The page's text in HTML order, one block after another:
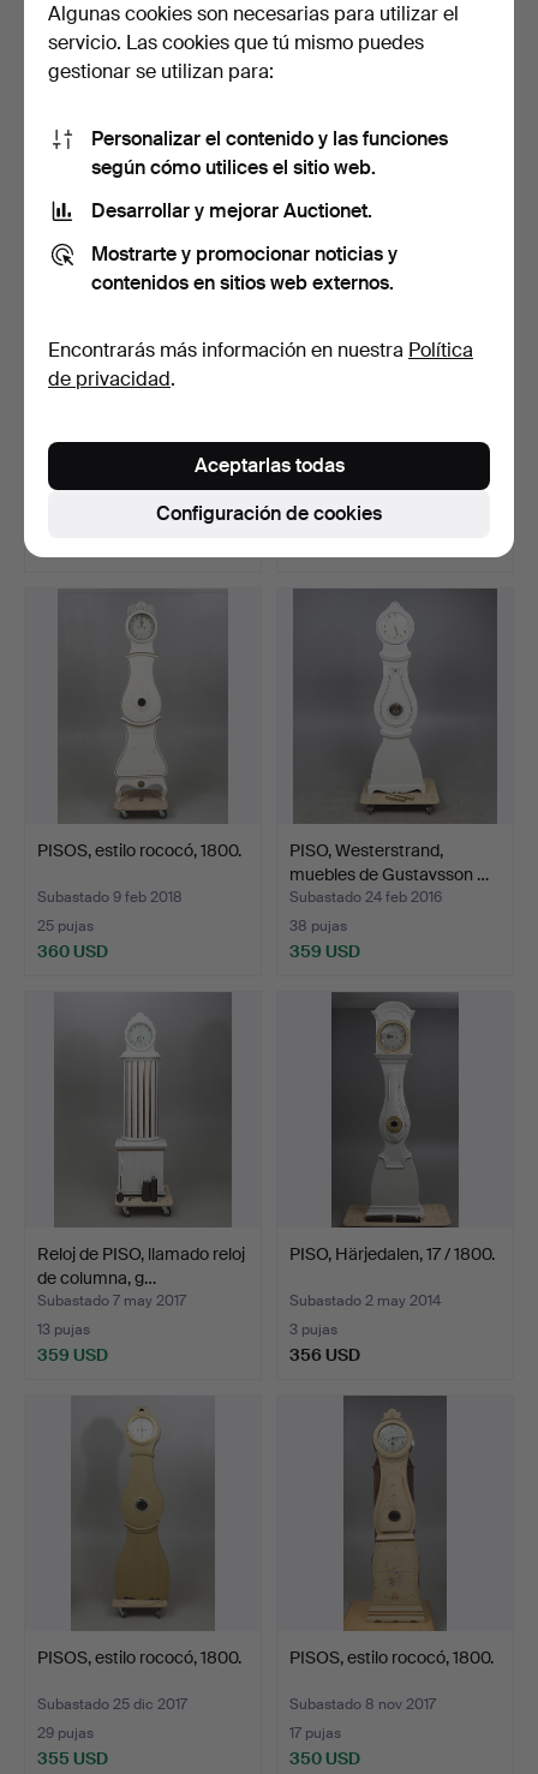
PISOS, 1800.
398 USD
RELOJ DE PISO, metal,
389 USD
PISO PISO, John Walker,
Subastado 1 feb 2018
PLANTA PLANTA, rococó,
obra provinciana, M…
Subastado 8 mar 2017
19 pujas
PISOS, estilo rococó, 1800.
Subastado 9 feb 2018
25 pujas
360 USD
PISO, Westerstrand,
muebles de Gustavsson …
Subastado 24 feb 2016
38 pujas
359 USD
Reloj de PISO, llamado reloj
de columna, g…
Subastado 7 may 2017
13 pujas
359 USD
PISO, Härjedalen, 17 / 1800.
Subastado 2 may 2014
3 pujas
356 USD
PISOS, estilo rococó, 1800.
Subastado 25 dic 2017
29 pujas
355 USD
PISOS, estilo rococó, 1800.
Subastado 8 nov 2017
17 pujas
350 USD
Algunas cookies son necesarias para utilizar el
servicio. Las cookies que tú mismo puedes
gestionar se utilizan para:
Personalizar el contenido y las funciones
según cómo utilices el sitio web.
Desarrollar y mejorar Auctionet.
Mostrarte y promocionar noticias y
contenidos en sitios web externos.
Encontrarás más información en nuestra Política
de privacidad.
Configuración de cookies
Aceptarlas todas